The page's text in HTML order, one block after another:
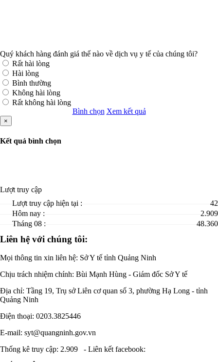
Quý khách hàng đánh giá thế nào về dịch vụ y tế của chúng tôi?
Rất hài lòng
Hài lòng
Bình thường
Không hài lòng
Rất không hài lòng
Bình chọn Xem kết quả
×
Kết quả bình chọn
Lượt truy cập
Lượt truy cập hiện tại :
42
Hôm nay :
2.909
Tháng 08 :
48.360
Liên hệ với chúng tôi:
Mọi thông tin xin liên hệ: Sở Y tế tỉnh Quảng Ninh
Chịu trách nhiệm chính: Bùi Mạnh Hùng - Giám đốc Sở Y tế
Địa chỉ: Tầng 19, Trụ sở Liên cơ quan số 3, phường Hạ Long - tỉnh
Quảng Ninh
Điện thoại: 0203.3825446
E-mail: syt@quangninh.gov.vn
Thống kê truy cập: 2.909
- Liên kết facebook: